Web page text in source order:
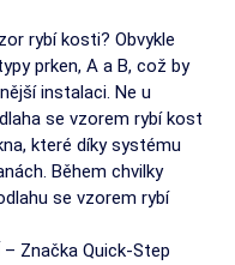
rybí kosti? Obvykle
prken, A a B, což by
instalaci. Ne u
se vzorem rybí kost
které díky systému
Během chvilky
se vzorem rybí
– Značka Quick-Step